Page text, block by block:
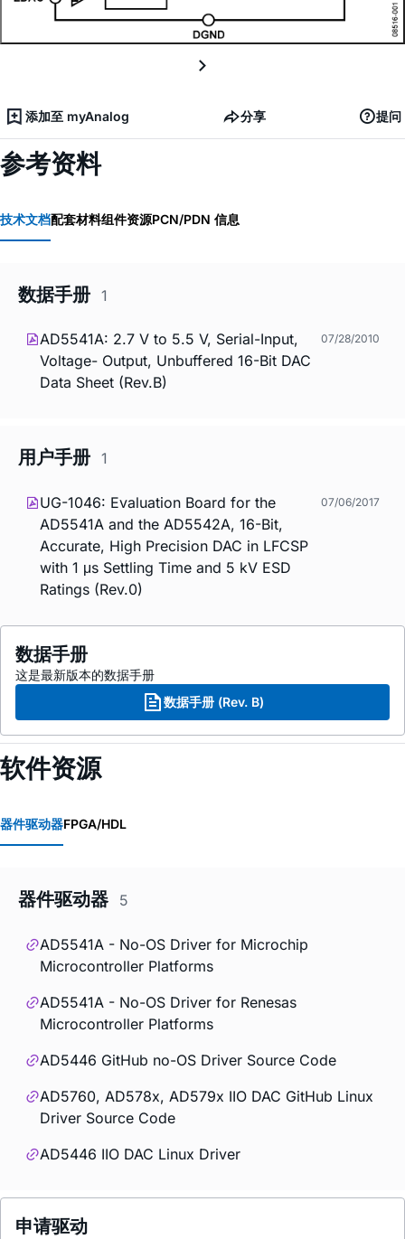
添加至 myAnalog 分享 提问
参考资料
技术文档配套材料组件资源PCN/PDN 信息
数据手册 1
AD5541A: 2.7 V to 5.5 V, Serial-Input,
Voltage- Output, Unbuffered 16-Bit DAC
Data Sheet (Rev.B)
07/28/2010
用户手册 1
UG-1046: Evaluation Board for the
AD5541A and the AD5542A, 16-Bit,
Accurate, High Precision DAC in LFCSP
with 1 μs Settling Time and 5 kV ESD
Ratings (Rev.0)
07/06/2017
数据手册
这是最新版本的数据手册
数据手册 (Rev. B)
软件资源
器件驱动器FPGA/HDL
器件驱动器 5
AD5541A - No-OS Driver for Microchip
Microcontroller Platforms
AD5541A - No-OS Driver for Renesas
Microcontroller Platforms
AD5446 GitHub no-OS Driver Source Code
AD5760, AD578x, AD579x IIO DAC GitHub Linux
Driver Source Code
AD5446 IIO DAC Linux Driver
申请驱动